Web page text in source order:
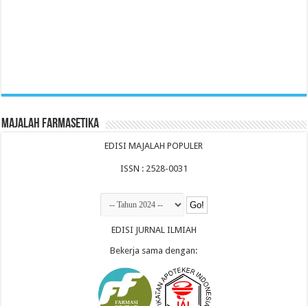
Majalah Farmasetika
EDISI MAJALAH POPULER
ISSN : 2528-0031
EDISI JURNAL ILMIAH
Bekerja sama dengan: